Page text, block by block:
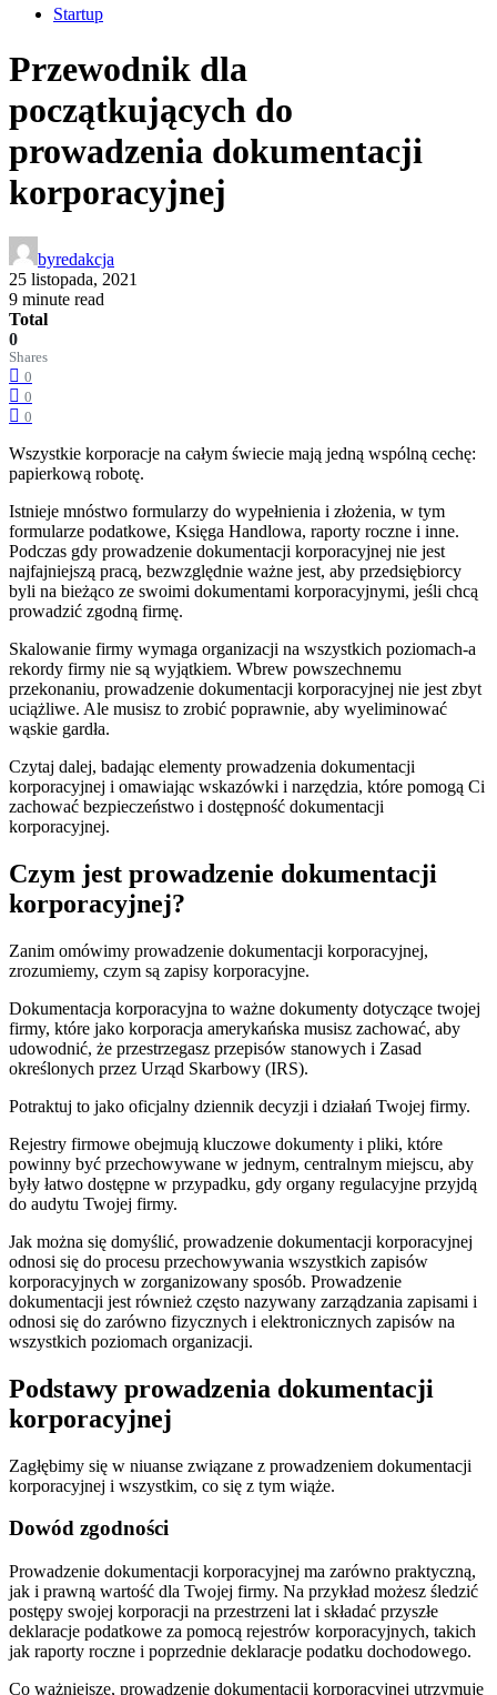
Startup
Przewodnik dla
początkujących do
prowadzenia dokumentacji
korporacyjnej
byredakcja
25 listopada, 2021
9 minute read
Total
0
Shares
0
0
0
Wszystkie korporacje na całym świecie mają jedną wspólną cechę:
papierkową robotę.
Istnieje mnóstwo formularzy do wypełnienia i złożenia, w tym
formularze podatkowe, Księga Handlowa, raporty roczne i inne.
Podczas gdy prowadzenie dokumentacji korporacyjnej nie jest
najfajniejszą pracą, bezwzględnie ważne jest, aby przedsiębiorcy
byli na bieżąco ze swoimi dokumentami korporacyjnymi, jeśli chcą
prowadzić zgodną firmę.
Skalowanie firmy wymaga organizacji na wszystkich poziomach-a
rekordy firmy nie są wyjątkiem. Wbrew powszechnemu
przekonaniu, prowadzenie dokumentacji korporacyjnej nie jest zbyt
uciążliwe. Ale musisz to zrobić poprawnie, aby wyeliminować
wąskie gardła.
Czytaj dalej, badając elementy prowadzenia dokumentacji
korporacyjnej i omawiając wskazówki i narzędzia, które pomogą Ci
zachować bezpieczeństwo i dostępność dokumentacji
korporacyjnej.
Czym jest prowadzenie dokumentacji
korporacyjnej?
Zanim omówimy prowadzenie dokumentacji korporacyjnej,
zrozumiemy, czym są zapisy korporacyjne.
Dokumentacja korporacyjna to ważne dokumenty dotyczące twojej
firmy, które jako korporacja amerykańska musisz zachować, aby
udowodnić, że przestrzegasz przepisów stanowych i Zasad
określonych przez Urząd Skarbowy (IRS).
Potraktuj to jako oficjalny dziennik decyzji i działań Twojej firmy.
Rejestry firmowe obejmują kluczowe dokumenty i pliki, które
powinny być przechowywane w jednym, centralnym miejscu, aby
były łatwo dostępne w przypadku, gdy organy regulacyjne przyjdą
do audytu Twojej firmy.
Jak można się domyślić, prowadzenie dokumentacji korporacyjnej
odnosi się do procesu przechowywania wszystkich zapisów
korporacyjnych w zorganizowany sposób. Prowadzenie
dokumentacji jest również często nazywany zarządzania zapisami i
odnosi się do zarówno fizycznych i elektronicznych zapisów na
wszystkich poziomach organizacji.
Podstawy prowadzenia dokumentacji
korporacyjnej
Zagłębimy się w niuanse związane z prowadzeniem dokumentacji
korporacyjnej i wszystkim, co się z tym wiąże.
Dowód zgodności
Prowadzenie dokumentacji korporacyjnej ma zarówno praktyczną,
jak i prawną wartość dla Twojej firmy. Na przykład możesz śledzić
postępy swojej korporacji na przestrzeni lat i składać przyszłe
deklaracje podatkowe za pomocą rejestrów korporacyjnych, takich
jak raporty roczne i poprzednie deklaracje podatku dochodowego.
Co ważniejsze, prowadzenie dokumentacji korporacyjnej utrzymuje